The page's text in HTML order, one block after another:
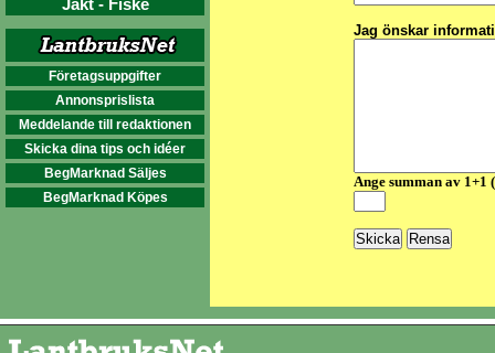
Jakt - Fiske
Företagsuppgifter
Annonsprislista
Meddelande till redaktionen
Skicka dina tips och idéer
BegMarknad Säljes
BegMarknad Köpes
Jag önskar
Ange summan av 1+1